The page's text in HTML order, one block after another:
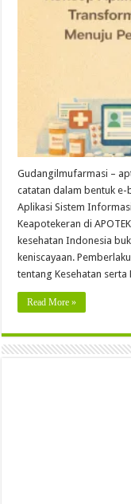
Gudangilmufarmasi –
catatan dalam bentuk e-
Aplikasi Sistem
Keapotekeran di
kesehatan Indonesia
keniscayaan.
tentang Kesehatan serta
Read More »